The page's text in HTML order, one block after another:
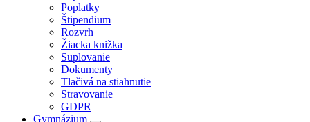
Poplatky
Štipendium
Rozvrh
Žiacka knižka
Suplovanie
Dokumenty
Tlačivá na stiahnutie
Stravovanie
GDPR
Gymnázium